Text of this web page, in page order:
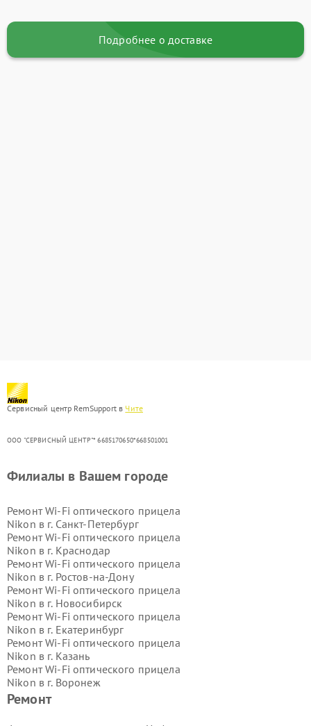
Подробнее о доставке
Сервисный центр RemSupport в Чите
ООО "СЕРВИСНЫЙ ЦЕНТР"* 6685170650*668501001
Ремонт
Филиалы в Вашем городе
Ремонт Wi-Fi оптического прицела
Nikon в г. Санкт-Петербург
Ремонт Wi-Fi оптического прицела
Nikon в г. Краснодар
Ремонт Wi-Fi оптического прицела
Nikon в г. Ростов-на-Дону
Ремонт Wi-Fi оптического прицела
Nikon в г. Новосибирск
Ремонт Wi-Fi оптического прицела
Nikon в г. Екатеринбург
Ремонт Wi-Fi оптического прицела
Nikon в г. Казань
Ремонт Wi-Fi оптического прицела
Nikon в г. Воронеж
Ремонт Wi-Fi оптического прицела
Ремонт Wi-Fi оптического прицела